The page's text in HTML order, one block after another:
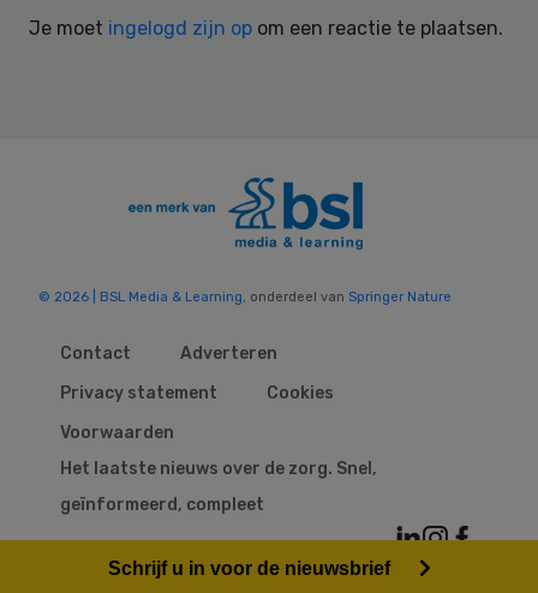
Je moet ingelogd zijn op om een reactie te plaatsen.
© 2026 | BSL Media & Learning , onderdeel van Springer Nature
Contact
Adverteren
Privacy statement
Cookies
Voorwaarden
Het laatste nieuws over de zorg. Snel,
geïnformeerd, compleet
Schrijf u in voor de nieuwsbrief